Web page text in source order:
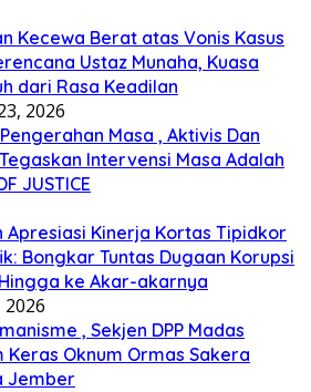
Kecewa Berat atas Vonis Kasus
Ustaz Munaha, Kuasa
dari Rasa Keadilan
2026
Masa , Aktivis Dan
Intervensi Masa Adalah
JUSTICE
Apresiasi Kinerja Kortas Tipidkor
Bongkar Tuntas Dugaan Korupsi
ke Akar-akarnya
2026
, Sekjen DPP Madas
Keras Oknum Ormas Sakera
Jember